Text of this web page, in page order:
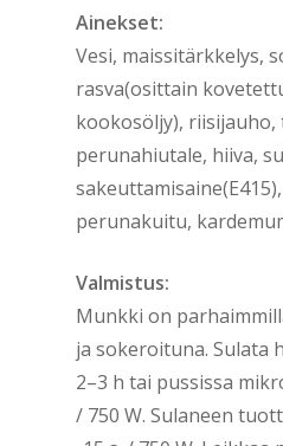
Ainekset:
Vesi, maissitärkkelys,
rasva(osittain
kookosöljy),
perunahiutale, hiiva,
perunakuitu,
Valmistus:
Munkki on
ja sokeroituna. Sulata
2–3 h tai pussissa
/ 750 W. Sulaneen